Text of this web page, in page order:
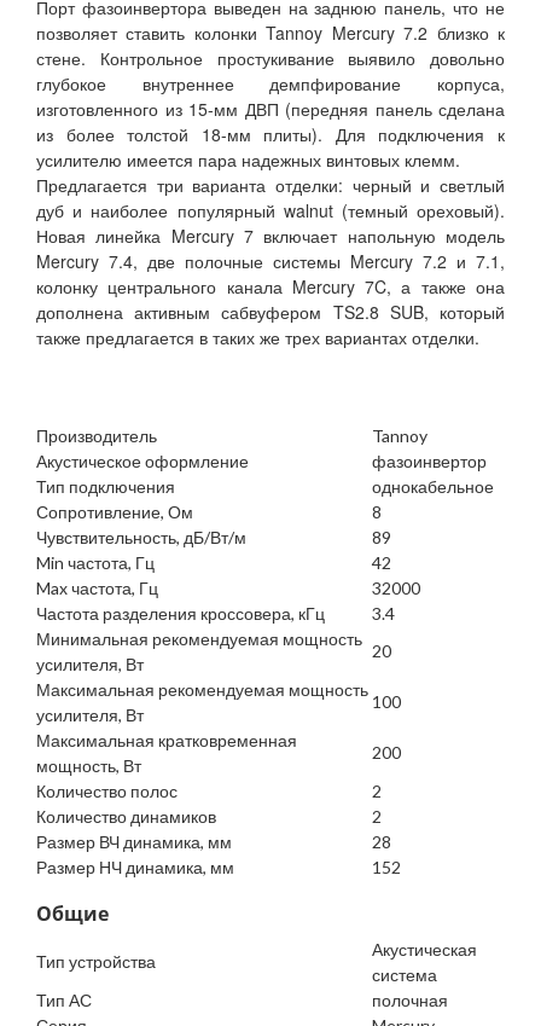
Порт фазоинвертора выведен на заднюю панель, что не
позволяет ставить колонки Tannoy Mercury 7.2 близко к
стене. Контрольное простукивание выявило довольно
глубокое внутреннее демпфирование корпуса,
изготовленного из 15-мм ДВП (передняя панель сделана
из более толстой 18-мм плиты). Для подключения к
усилителю имеется пара надежных винтовых клемм.
Предлагается три варианта отделки: черный и светлый
дуб и наиболее популярный walnut (темный ореховый).
Новая линейка Mercury 7 включает напольную модель
Mercury 7.4, две полочные системы Mercury 7.2 и 7.1,
колонку центрального канала Mercury 7C, а также она
дополнена активным сабвуфером TS2.8 SUB, который
также предлагается в таких же трех вариантах отделки.
Производитель
Tannoy
Акустическое оформление
фазоинвертор
Тип подключения
однокабельное
Сопротивление, Ом
8
Чувствительность, дБ/Вт/м
89
Min частота, Гц
42
Max частота, Гц
32000
Частота разделения кроссовера, кГц
3.4
Минимальная рекомендуемая мощность
усилителя, Вт
20
Максимальная рекомендуемая мощность
усилителя, Вт
100
Максимальная кратковременная
мощность, Вт
200
Количество полос
2
Количество динамиков
2
Размер ВЧ динамика, мм
28
Размер НЧ динамика, мм
152
Общие
Тип устройства
Акустическая
система
Тип АС
полочная